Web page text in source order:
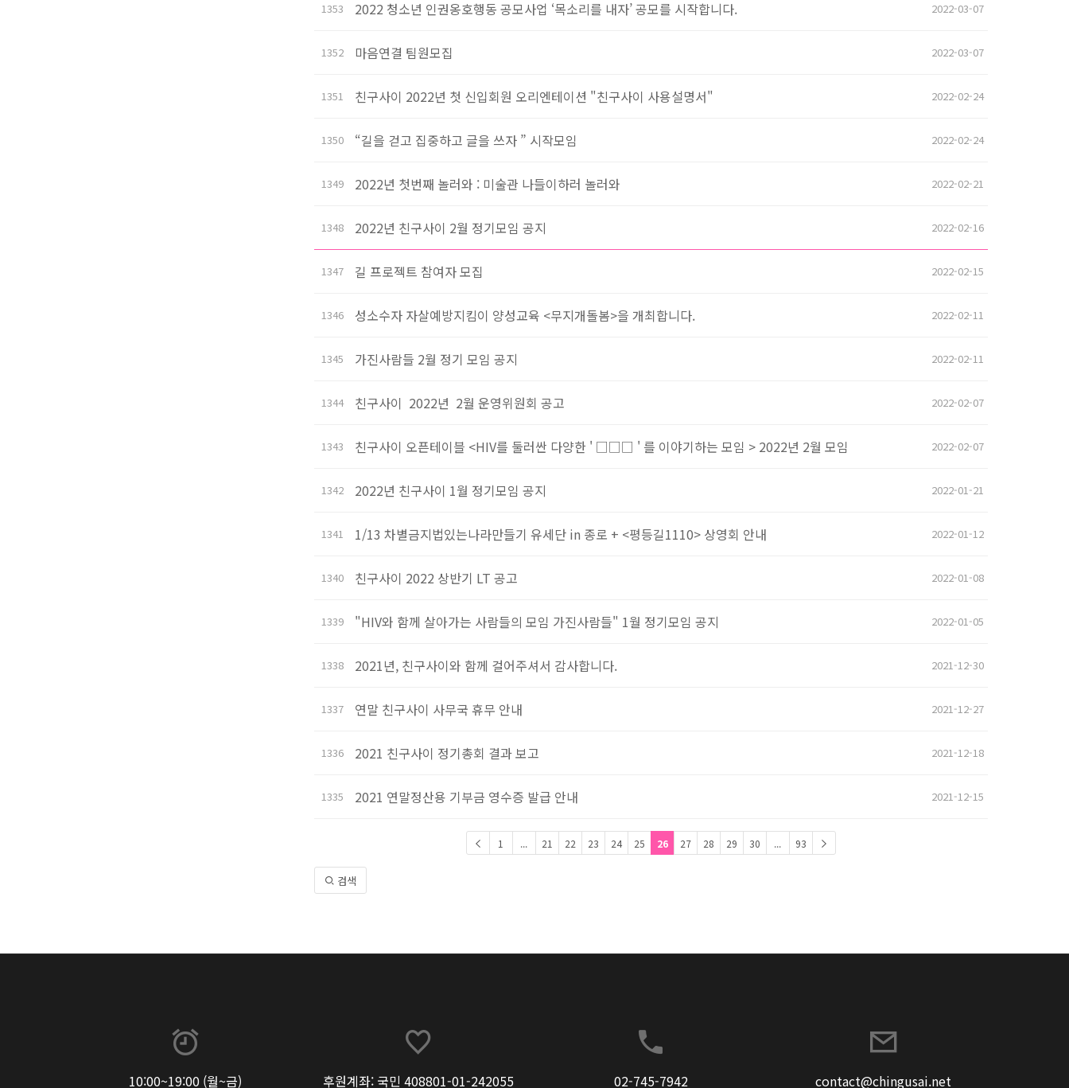
1353 2022 청소년 인권옹호행동 공모사업 ‘목소리를 내자’ 공모를 시작합니다. 2022-03-07
1352 마음연결 팀원모집 2022-03-07
1351 친구사이 2022년 첫 신입회원 오리엔테이션 "친구사이 사용설명서" 2022-02-24
1350 “길을 걷고 집중하고 글을 쓰자 ” 시작모임 2022-02-24
1349 2022년 첫번째 놀러와 : 미술관 나들이하러 놀러와 2022-02-21
1348 2022년 친구사이 2월 정기모임 공지 2022-02-16
1347 길 프로젝트 참여자 모집 2022-02-15
1346 성소수자 자살예방지킴이 양성교육 <무지개돌봄>을 개최합니다. 2022-02-11
1345 가진사람들 2월 정기 모임 공지 2022-02-11
1344 친구사이 2022년 2월 운영위원회 공고 2022-02-07
1343 친구사이 오픈테이블 <HIV를 둘러싼 다양한 ' □□□ ' 를 이야기하는 모임 > 2022년 2월 모임 2022-02-07
1342 2022년 친구사이 1월 정기모임 공지 2022-01-21
1341 1/13 차별금지법있는나라만들기 유세단 in 종로 + <평등길1110> 상영회 안내 2022-01-12
1340 친구사이 2022 상반기 LT 공고 2022-01-08
1339 "HIV와 함께 살아가는 사람들의 모임 가진사람들" 1월 정기모임 공지 2022-01-05
1338 2021년, 친구사이와 함께 걸어주셔서 감사합니다. 2021-12-30
1337 연말 친구사이 사무국 휴무 안내 2021-12-27
1336 2021 친구사이 정기총회 결과 보고 2021-12-18
1335 2021 연말정산용 기부금 영수증 발급 안내 2021-12-15
1 ... 21 22 23 24 25 26 27 28 29 30 ... 93
검색
10:00~19:00 (월~금) 후원계좌: 국민 408801-01-242055 02-745-7942 contact@chingusai.net